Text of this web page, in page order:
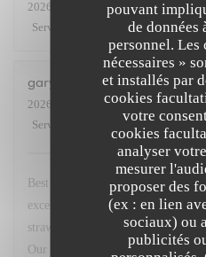
pouvant
de données
personnel. Les
nécessaires »
et installés par
cookies
votre
cookies
analyser
mesurer
proposer des
(ex : en lien
sociaux) ou
publicités
2026-07-27
- 19:30 - Couverts 3
Service
Ambiance : 5/5
gary
2026-07-23
- 19:30 - Couverts 2
Service
Ambiance: /5
Best restaurant in Paris so good
excellent. Steak with dauphinoise
strawberries and lemon brûlée with
Our go to when in Paris. Service